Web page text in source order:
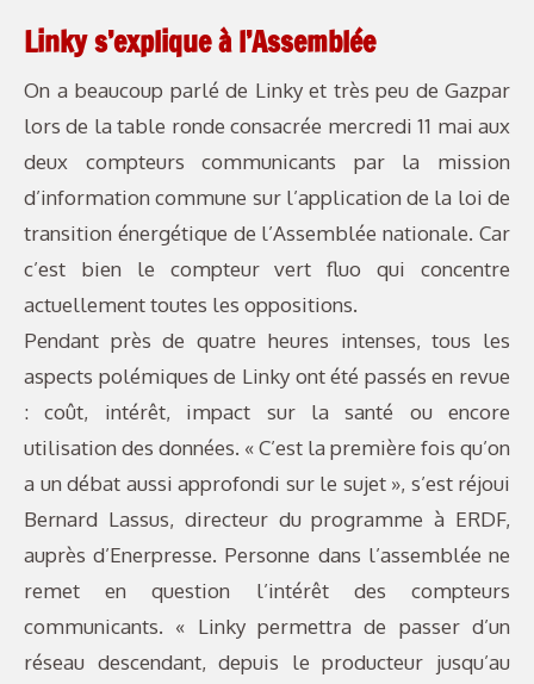
Linky s’explique à l’Assemblée
On a beaucoup parlé de Linky et très peu de Gazpar
lors de la table ronde consacrée mercredi 11 mai aux
deux compteurs communicants par la mission
d’information commune sur l’application de la loi de
transition énergétique de l’Assemblée nationale. Car
c’est bien le compteur vert fluo qui concentre
actuellement toutes les oppositions.
Pendant près de quatre heures intenses, tous les
aspects polémiques de Linky ont été passés en revue
: coût, intérêt, impact sur la santé ou encore
utilisation des données. « C’est la première fois qu’on
a un débat aussi approfondi sur le sujet », s’est réjoui
Bernard Lassus, directeur du programme à ERDF,
auprès d’Enerpresse. Personne dans l’assemblée ne
remet en question l’intérêt des compteurs
communicants. « Linky permettra de passer d’un
réseau descendant, depuis le producteur jusqu’au